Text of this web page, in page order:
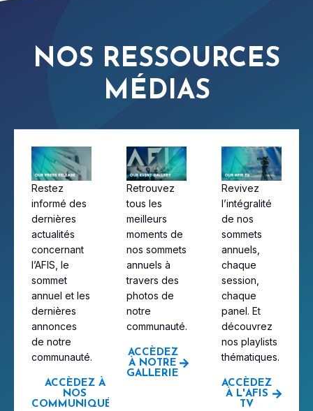
NOS RESSOURCES
MÉDIAS
Restez
informé des
dernières
actualités
concernant
l’AFIS, le
sommet
annuel et les
dernières
annonces
de notre
communauté.
ACCÈDEZ À
NOS
COMMUNIQUÉS
Retrouvez
tous les
meilleurs
moments de
nos sommets
annuels à
travers des
photos de
notre
communauté.
ACCÈDEZ
À NOTRE
GALLERIE
Revivez
l’intégralité
de nos
sommets
annuels,
chaque
session,
chaque
panel. Et
découvrez
nos playlists
thématiques.
ACCÈDEZ
À L'AFIS
TV